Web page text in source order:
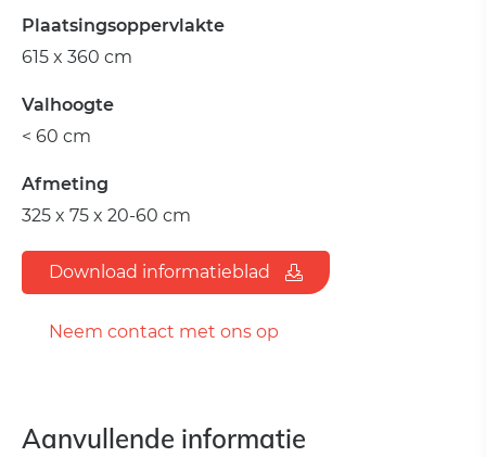
Plaatsingsoppervlakte
615 x 360 cm
Valhoogte
< 60 cm
Afmeting
325 x 75 x 20-60 cm
Download informatieblad
Neem contact met ons op
Aanvullende informatie